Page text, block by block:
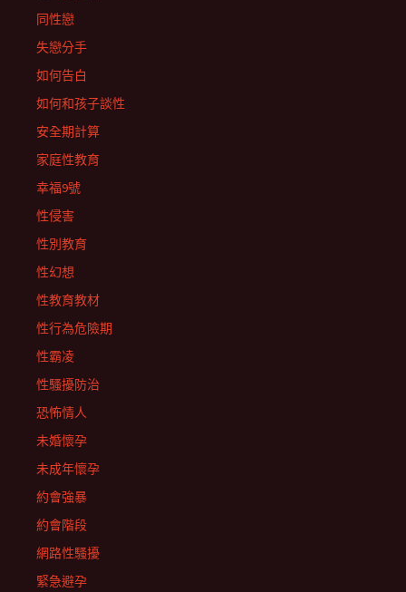
同性戀
失戀分手
如何告白
如何和孩子談性
安全期計算
家庭性教育
幸福9號
性侵害
性別教育
性幻想
性教育教材
性行為危險期
性霸凌
性騷擾防治
恐怖情人
未婚懷孕
未成年懷孕
約會強暴
約會階段
網路性騷擾
緊急避孕